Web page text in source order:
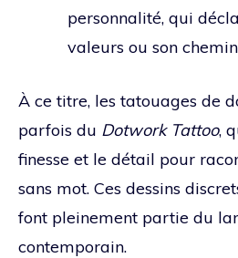
personnalité, qui
valeurs ou son
À ce titre, les tatouages de
parfois du Dotwork Tattoo,
finesse et le détail pour
sans mot. Ces dessins
font pleinement partie du
contemporain.